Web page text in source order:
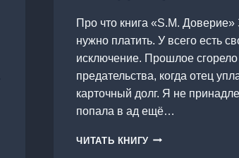
Про что книга «S.M.
нужно платить. У всего есть
исключение. Прошлое сгорело
предательства, когда отец
карточный долг. Я не
попала в ад ещё…
ЧИТАТЬ КНИГУ S.M.